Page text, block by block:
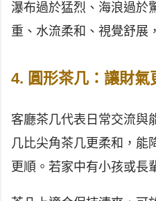
瀑布過於猛烈、海浪過於
重、水流柔和、視覺舒展
4. 圓形茶几：讓財氣
客廳茶几代表日常交流與
几比尖角茶几更柔和，能
更順。若家中有小孩或長